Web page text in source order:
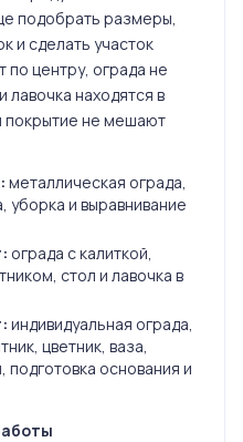
подобрать размеры,
и сделать участок
по центру, ограда не
лавочка находятся в
покрытие не мешают
металлическая ограда,
уборка и выравнивание
ограда с калиткой,
стол и лавочка в
индивидуальная ограда,
цветник, ваза,
основания и